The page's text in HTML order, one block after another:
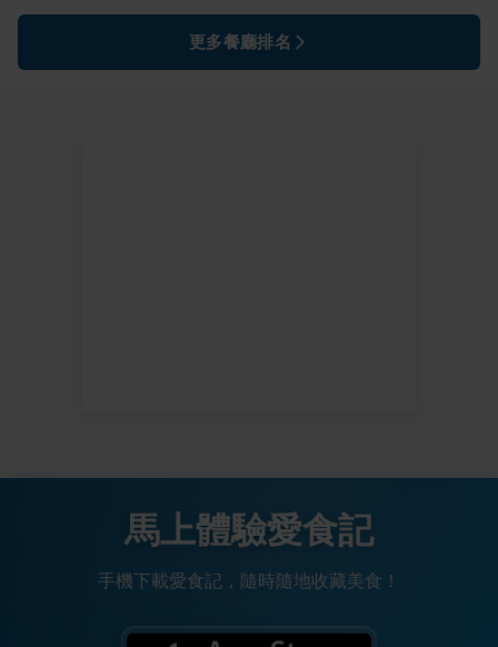
更多餐廳排名
馬上體驗愛食記
手機下載愛食記，隨時隨地收藏美食！